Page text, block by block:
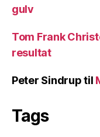
gulv
Tom Frank
resultat
Peter Sindruptil
Tags